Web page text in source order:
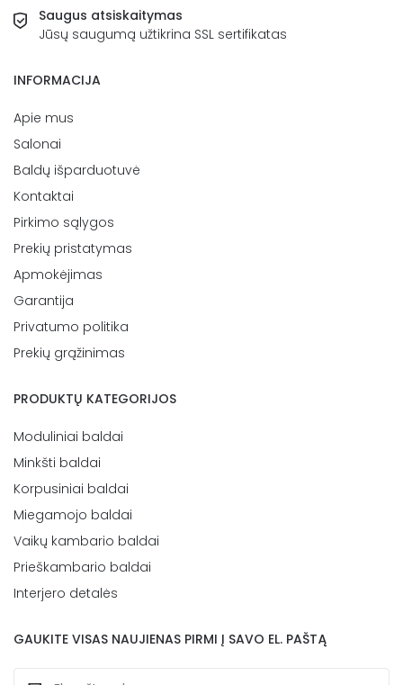
Saugus atsiskaitymas
Jūsų saugumą užtikrina SSL sertifikatas
INFORMACIJA
Apie mus
Salonai
Baldų išparduotuvė
Kontaktai
Pirkimo sąlygos
Prekių pristatymas
Apmokėjimas
Garantija
Privatumo politika
Prekių grąžinimas
PRODUKTŲ KATEGORIJOS
Moduliniai baldai
Minkšti baldai
Korpusiniai baldai
Miegamojo baldai
Vaikų kambario baldai
Prieškambario baldai
Interjero detalės
GAUKITE VISAS NAUJIENAS PIRMI Į SAVO EL. PAŠTĄ